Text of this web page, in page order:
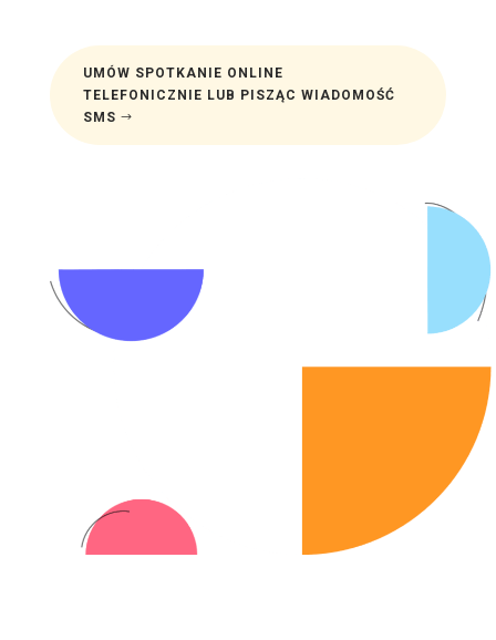
UMÓW SPOTKANIE ONLINE
TELEFONICZNIE LUB PISZĄC WIADOMOŚĆ
SMS